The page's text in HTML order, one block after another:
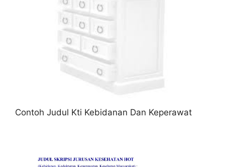
Contoh Judul Kti Kebidanan Dan Keperawat